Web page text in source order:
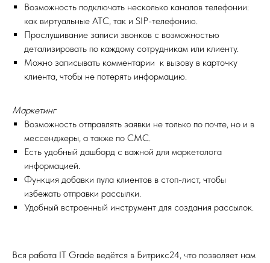
Возможность подключать несколько каналов телефонии:
как виртуальные АТС, так и SIP-телефонию.
Прослушивание записи звонков с возможностью
детализировать по каждому сотрудникам или клиенту.
Можно записывать комментарии к вызову в карточку
клиента, чтобы не потерять информацию.
Маркетинг
Возможность отправлять заявки не только по почте, но и в
мессенджеры, а также по СМС.
Есть удобный дашборд с важной для маркетолога
информацией.
Функция добавки пула клиентов в стоп-лист, чтобы
избежать отправки рассылки.
Удобный встроенный инструмент для создания рассылок.
Вся работа IT Grade ведётся в Битрикс24, что позволяет нам